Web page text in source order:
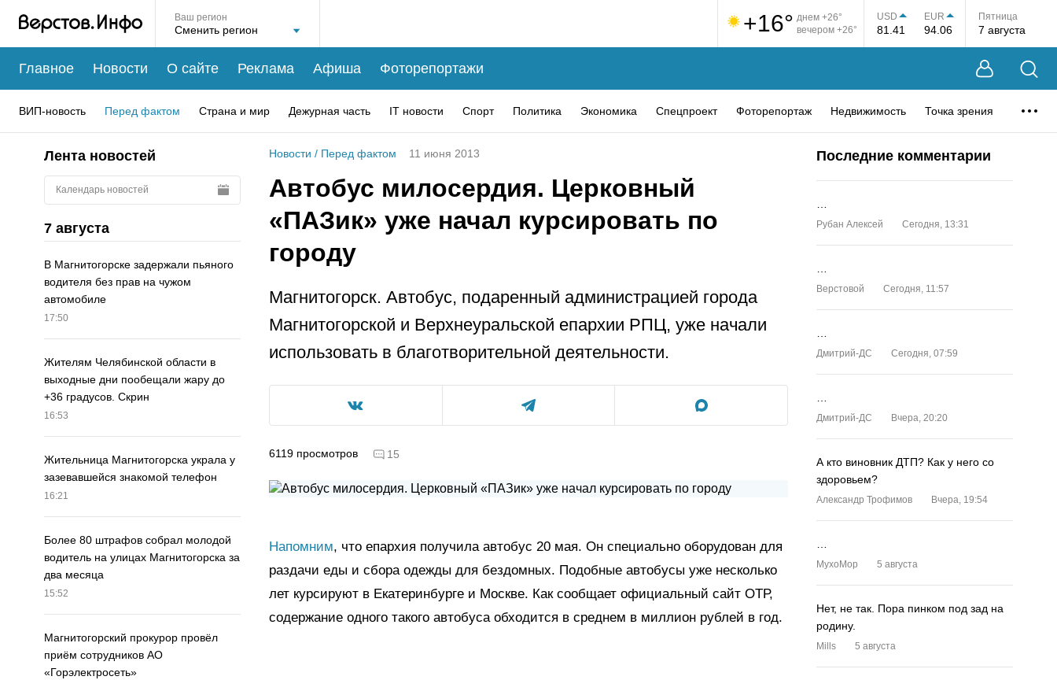
Ваш регион +16° днем +26°
вечером +26°
USD
81.41
EUR
94.06
Пятница
7 августа
Главное Новости О сайте Реклама Афиша Фоторепортажи
ВИП-новость Перед фактом Страна и мир Дежурная часть IT новости Спорт Политика Экономика Спецпроект Фоторепортаж Недвижимость Точка зрения
Лента новостей
Календарь новостей
7 августа
В Магнитогорске задержали пьяного
водителя без прав на чужом
автомобиле
17:50
Жителям Челябинской области в
выходные дни пообещали жару до
+36 градусов. Скрин
16:53
Жительница Магнитогорска украла у
зазевавшейся знакомой телефон
16:21
Более 80 штрафов собрал молодой
водитель на улицах Магнитогорска за
два месяца
15:52
Магнитогорский прокурор провёл
приём сотрудников АО
«Горэлектросеть»
Новости / Перед фактом 11 июня 2013
Автобус милосердия. Церковный
«ПАЗик» уже начал курсировать по
городу
Магнитогорск. Автобус, подаренный администрацией города
Магнитогорской и Верхнеуральской епархии РПЦ, уже начали
использовать в благотворительной деятельности.
6119 просмотров 15
Напомним, что епархия получила автобус 20 мая. Он специально оборудован для
раздачи еды и сбора одежды для бездомных. Подобные автобусы уже несколько
лет курсируют в Екатеринбурге и Москве. Как сообщает официальный сайт ОТР,
содержание одного такого автобуса обходится в среднем в миллион рублей в год.
Последние комментарии
Рубан Алексей Сегодня, 13:31
Верстовой Сегодня, 11:57
Дмитрий-ДС Сегодня, 07:59
Дмитрий-ДС Вчера, 20:20
А кто виновник ДТП? Как у него со
здоровьем?
Александр Трофимов Вчера, 19:54
MyxoMop 5 августа
Нет, не так. Пора пинком под зад на
родину.
Mills 5 августа